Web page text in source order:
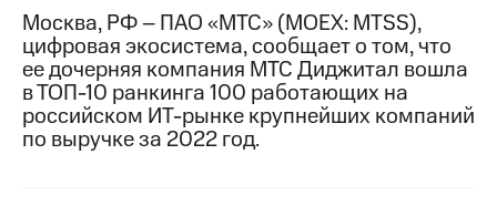
Контакты
Медиа-центр
Пресс-
релизы
МТС
Москва, РФ – ПАО «МТС» (MOEX: MTSS),
цифровая экосистема, сообщает о том, что
ее дочерняя компания МТС Диджитал вошла
в ТОП-10 ранкинга 100 работающих на
российском ИТ-рынке крупнейших компаний
по выручке за 2022 год.